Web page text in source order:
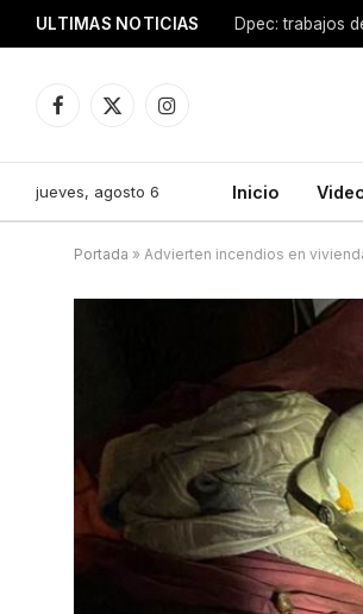
ULTIMAS NOTICIAS Dpec: trabajos
Facebook
X
Instagram
jueves, agosto 6 Inicio
Portada » Advierten incendios en